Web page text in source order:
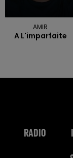
AMIR
A L'imparfaite
RADIO